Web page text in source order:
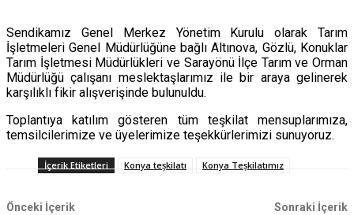
Sendikamız Genel Merkez Yönetim Kurulu olarak Tarım
İşletmeleri Genel Müdürlüğüne bağlı Altınova, Gözlü, Konuklar
Tarım İşletmesi Müdürlükleri ve Sarayönü İlçe Tarım ve Orman
Müdürlüğü çalışanı meslektaşlarımız ile bir araya gelinerek
karşılıklı fikir alışverişinde bulunuldu.
Toplantıya katılım gösteren tüm teşkilat mensuplarımıza,
temsilcilerimize ve üyelerimize teşekkürlerimizi sunuyoruz.
İçerik Etiketleri Konya teşkilatı Konya Teşkilatımız
Önceki İçerik Sonraki İçerik